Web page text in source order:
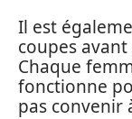
Il est
coupes
Chaque
fonctionne
pas convenir